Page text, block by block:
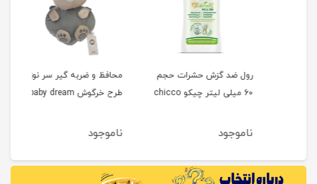
رول ضد گزش حشرات حجم
ناموجود
محافظ و ضربه گیر سر نوزاد
طرح خرگوش baby dream
ناموجود